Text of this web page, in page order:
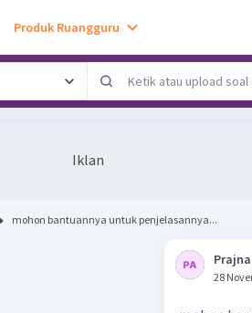
Produk Ruangguru
Iklan
mohon bantuannya untuk penjelasannya...
28